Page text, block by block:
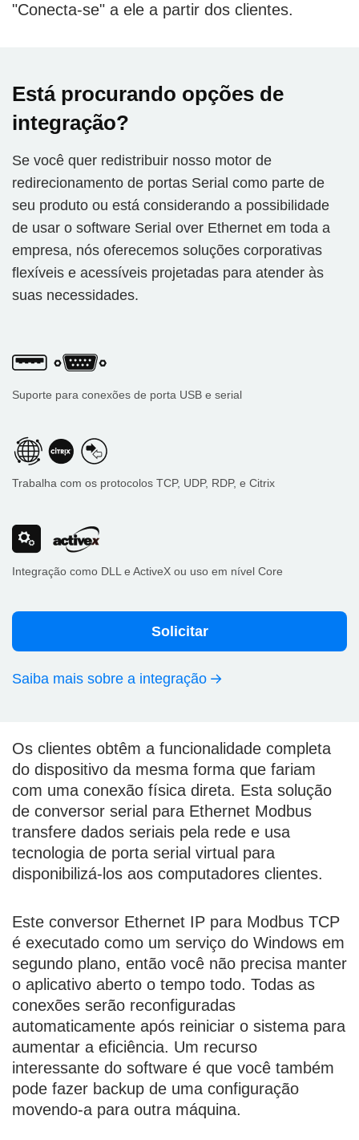
"Conecta-se" a ele a partir dos clientes.
Está procurando opções de
integração?
Se você quer redistribuir nosso motor de
redirecionamento de portas Serial como parte de
seu produto ou está considerando a possibilidade
de usar o software Serial over Ethernet em toda a
empresa, nós oferecemos soluções corporativas
flexíveis e acessíveis projetadas para atender às
suas necessidades.
Suporte para conexões de porta USB e serial
Trabalha com os protocolos TCP, UDP, RDP, e Citrix
Integração como DLL e ActiveX ou uso em nível Core
Solicitar
Saiba mais sobre a integração
Os clientes obtêm a funcionalidade completa
do dispositivo da mesma forma que fariam
com uma conexão física direta. Esta solução
de conversor serial para Ethernet Modbus
transfere dados seriais pela rede e usa
tecnologia de porta serial virtual para
disponibilizá-los aos computadores clientes.
Este conversor Ethernet IP para Modbus TCP
é executado como um serviço do Windows em
segundo plano, então você não precisa manter
o aplicativo aberto o tempo todo. Todas as
conexões serão reconfiguradas
automaticamente após reiniciar o sistema para
aumentar a eficiência. Um recurso
interessante do software é que você também
pode fazer backup de uma configuração
movendo-a para outra máquina.